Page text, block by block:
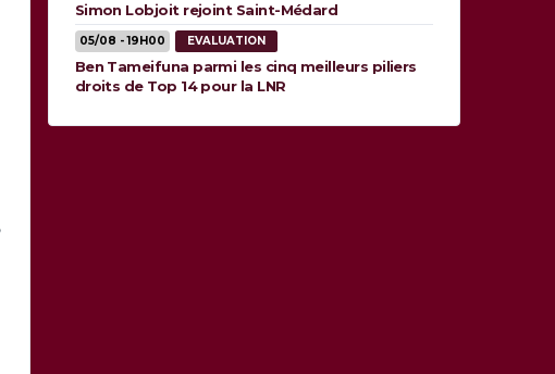
Simon Lobjoit rejoint Saint-Médard
05/08 - 19H00 EVALUATION
Ben Tameifuna parmi les cinq meilleurs piliers
droits de Top 14 pour la LNR